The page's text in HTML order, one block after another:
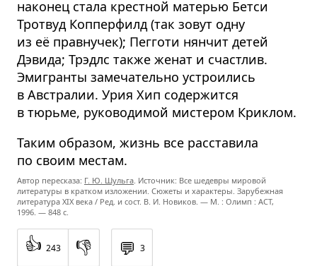
наконец стала крестной матерью Бетси
Тротвуд Копперфилд (так зовут одну
из её правнучек); Пегготи нянчит детей
Дэвида; Трэдлс также женат и счастлив.
Эмигранты замечательно устроились
в Австралии. Урия Хип содержится
в тюрьме, руководимой мистером Криклом.
Таким образом, жизнь все расставила
по своим местам.
Автор пересказа: Г. Ю. Шульга . Источник: Все шедевры мировой
литературы в кратком изложении. Сюжеты и характеры. Зарубежная
литература XIX века / Ред. и сост. В. И. Новиков. — М. : Олимп : ACT,
1996. — 848 с.
👍 243 👎 💬 3